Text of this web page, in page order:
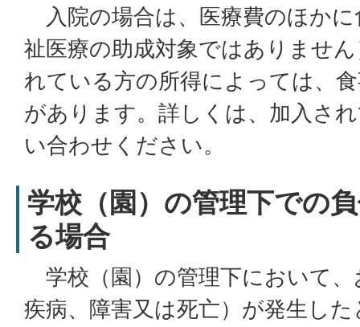
入院の場合は、医療費のほか
祉医療の助成対象ではありませ
れている方の所得によっては、
があります。詳しくは、加入さ
い合わせください。
学校（園）の管理下での
る場合
学校（園）の管理下において、
疾病、障害又は死亡）が発生し